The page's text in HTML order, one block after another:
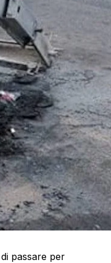
passare per